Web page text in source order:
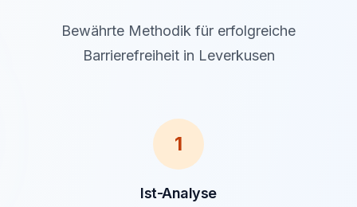
Bewährte Methodik für erfolgreiche
Barrierefreiheit in Leverkusen
1
Ist-Analyse